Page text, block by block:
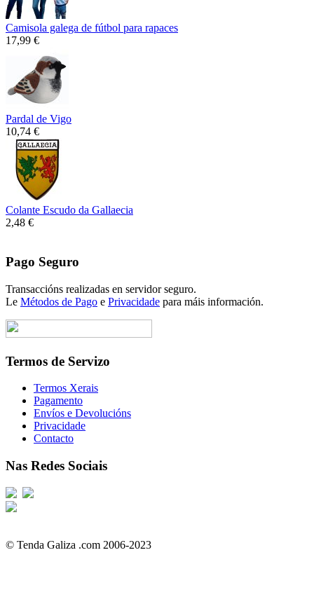
Camisola galega de fútbol para rapaces
17,99 €
Pardal de Vigo
10,74 €
Colante Escudo da Gallaecia
2,48 €
Pago Seguro
Transaccións realizadas en servidor seguro.
Le Métodos de Pago e Privacidade para máis información.
Termos de Servizo
Termos Xerais
Pagamento
Envíos e Devolucións
Privacidade
Contacto
Nas Redes Sociais
© Tenda Galiza .com 2006-2023